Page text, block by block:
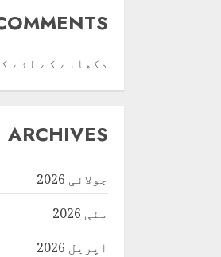
دکھانے کے لئے
ARCHIVES
جولائی 2026
مئی 2026
اپریل 2026